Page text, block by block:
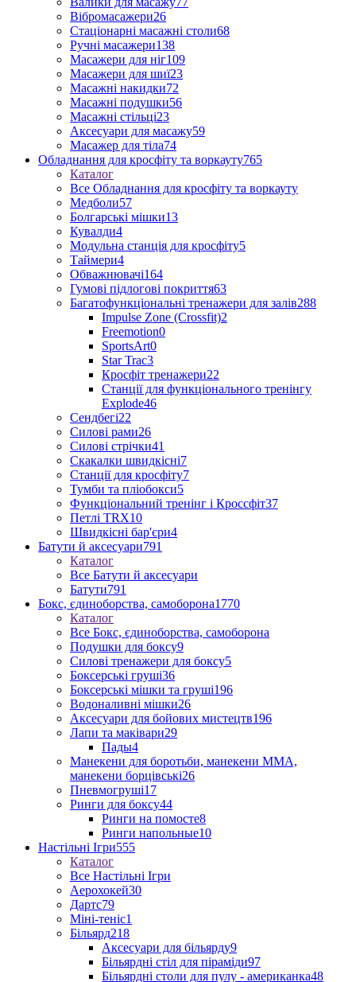
Вібромасажери26
Стаціонарні масажні столи68
Ручні масажери138
Масажери для ніг109
Масажери для шиї23
Масажні накидки72
Масажні подушки56
Масажні стільці23
Аксесуари для масажу59
Масажер для тіла74
Обладнання для кросфіту та воркауту765
Каталог
Все Обладнання для кросфіту та воркауту
Медболи57
Болгарські мішки13
Кувалди4
Модульна станція для кросфіту5
Таймери4
Обважнювачі164
Гумові підлогові покриття63
Багатофункціональні тренажери для залів288
Impulse Zone (Crossfit)2
Freemotion0
SportsArt0
Star Trac3
Кросфіт тренажери22
Станції для функціонального тренінгу
Explode46
Сендбегі22
Силові рами26
Силові стрічки41
Скакалки швидкісні7
Станції для кросфіту7
Тумби та пліобокси5
Функціональний тренінг і Кроссфіт37
Петлі TRX10
Швидкісні бар'єри4
Батути й аксесуари791
Каталог
Все Батути й аксесуари
Батути791
Бокс, єдиноборства, самоборона1770
Каталог
Все Бокс, єдиноборства, самоборона
Подушки для боксу9
Силові тренажери для боксу5
Боксерські груші36
Боксерські мішки та груші196
Водоналивні мішки26
Аксесуари для бойових мистецтв196
Лапи та маківари29
Пады4
Манекени для боротьби, манекени ММА,
манекени борцівські26
Пневмогруші17
Ринги для боксу44
Ринги на помосте8
Ринги напольные10
Настільні Ігри555
Каталог
Все Настільні Ігри
Аерохокей30
Дартс79
Міні-теніс1
Більярд218
Аксесуари для більярду9
Більярдні стіл для піраміди97
Більярдні столи для пулу - американка48